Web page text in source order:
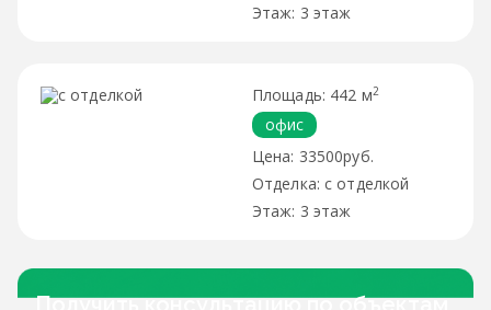
3 этаж
442 м2
офис
33500руб.
с отделкой
3 этаж
Получить консультацию по объектам